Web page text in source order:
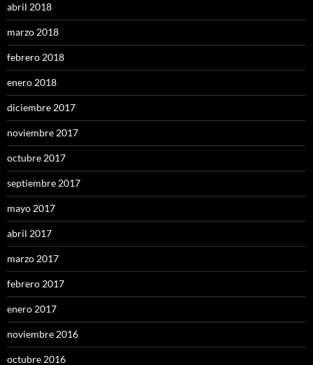
abril 2018
marzo 2018
febrero 2018
enero 2018
diciembre 2017
noviembre 2017
octubre 2017
septiembre 2017
mayo 2017
abril 2017
marzo 2017
febrero 2017
enero 2017
noviembre 2016
octubre 2016